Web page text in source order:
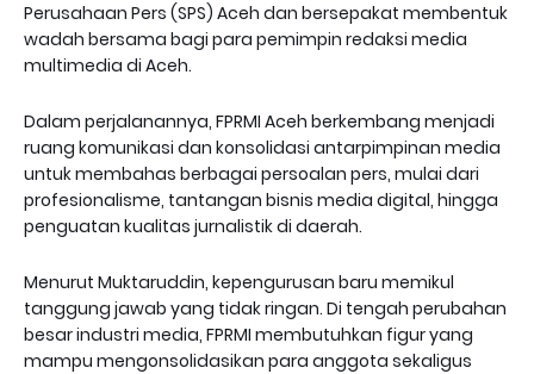
Perusahaan Pers (SPS) Aceh dan bersepakat membentuk
wadah bersama bagi para pemimpin redaksi media
multimedia di Aceh.
Dalam perjalanannya, FPRMI Aceh berkembang menjadi
ruang komunikasi dan konsolidasi antarpimpinan media
untuk membahas berbagai persoalan pers, mulai dari
profesionalisme, tantangan bisnis media digital, hingga
penguatan kualitas jurnalistik di daerah.
Menurut Muktaruddin, kepengurusan baru memikul
tanggung jawab yang tidak ringan. Di tengah perubahan
besar industri media, FPRMI membutuhkan figur yang
mampu mengonsolidasikan para anggota sekaligus